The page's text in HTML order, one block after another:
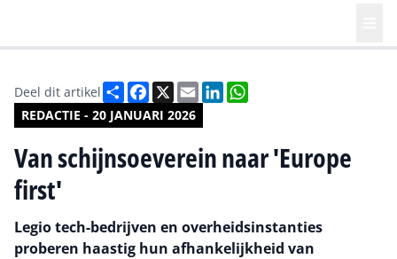
REDACTIE - 20 JANUARI 2026
Deel dit artikel DeelFacebook
X EmailLinkedIn
Van schijnsoeverein naar 'Europe
first'
Legio tech-bedrijven en overheidsinstanties
proberen haastig hun afhankelijkheid van